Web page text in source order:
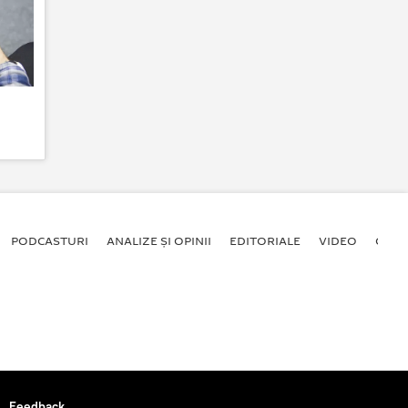
PODCASTURI ANALIZE ȘI OPINII EDITORIALE VIDEO